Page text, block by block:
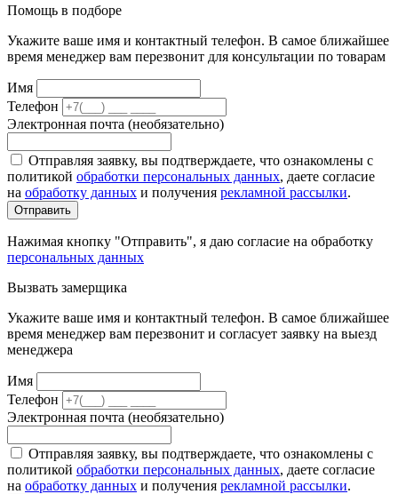
Помощь в подборе
Укажите ваше имя и контактный телефон. В самое ближайшее
время менеджер вам перезвонит для консультации по товарам
Имя
Телефон
Электронная почта (необязательно)
Отправляя заявку, вы подтверждаете, что ознакомлены с
политикой обработки персональных данных, даете согласие
на обработку данных и получения рекламной рассылки.
Отправить
Нажимая кнопку "Отправить", я даю согласие на обработку
персональных данных
Вызвать замерщика
Укажите ваше имя и контактный телефон. В самое ближайшее
время менеджер вам перезвонит и согласует заявку на выезд
менеджера
Имя
Телефон
Электронная почта (необязательно)
Отправляя заявку, вы подтверждаете, что ознакомлены с
политикой обработки персональных данных, даете согласие
на обработку данных и получения рекламной рассылки.